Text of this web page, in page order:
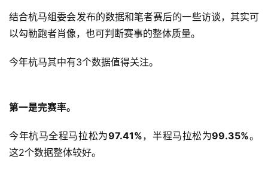
结合杭马组委会发布的数据和笔者赛后的一些访谈，其实可
以勾勒跑者肖像，也可判断赛事的整体质量。
今年杭马其中有3个数据值得关注。
第一是完赛率。
今年杭马全程马拉松为97.41%，半程马拉松为99.35%。
这2个数据整体较好。